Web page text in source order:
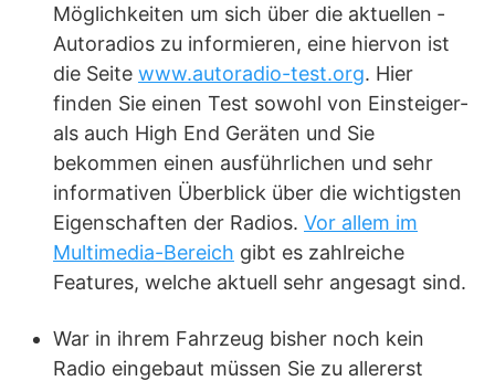
Möglichkeiten um sich über die aktuellen ­
Autoradios zu informieren, eine hiervon ist
die Seite www.autoradio-test.org. Hier
finden Sie einen Test sowohl von Einsteiger-
als auch High End Geräten und Sie
bekommen einen ausführlichen und sehr
informativen Überblick über die wichtigsten
Eigenschaften der Radios. Vor allem im
Multimedia-Bereich gibt es zahlreiche
Features, welche aktuell sehr angesagt sind.
War in ihrem Fahrzeug bisher noch kein
Radio eingebaut müssen Sie zu allererst